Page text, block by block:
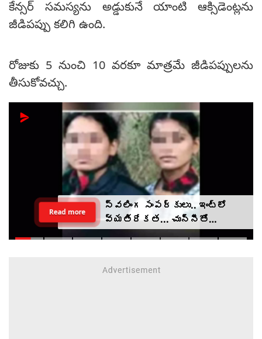
కేన్సర్ సమస్యను అడ్డుకునే యాంటి ఆక్సిడెంట్లను
జీడిపప్పు కలిగి ఉంది.
రోజుకు 5 నుంచి 10 వరకూ మాత్రమే జీడిపప్పులను
తీసుకోవచ్చు.
స్వలింగ సంపర్కులు.. ఇంట్లో
వ్యతిరేకత... చున్నీతో
ఉరేసుకుని ఆత్మహత్య
Read more